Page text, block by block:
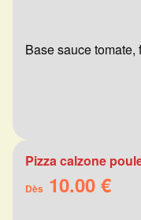
Base sauce
Pizza calzone
Dès 10.00 €